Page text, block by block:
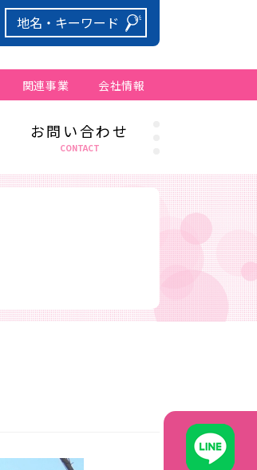
関連事業
サンキューカット
コインランドリー
会社情報
お問い合わせ
CONTACT